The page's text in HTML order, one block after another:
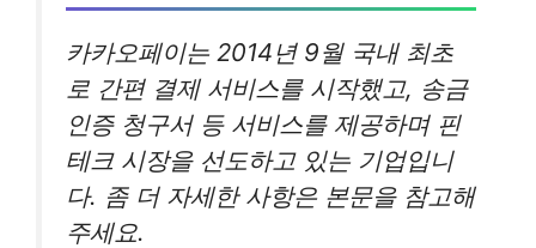
카카오페이는 2014년 9월 국내 최초
로 간편 결제 서비스를 시작했고, 송금
인증 청구서 등 서비스를 제공하며 핀
테크 시장을 선도하고 있는 기업입니
다. 좀 더 자세한 사항은 본문을 참고해
주세요.